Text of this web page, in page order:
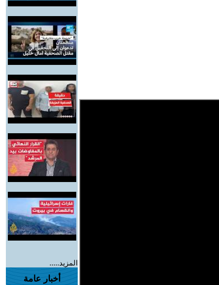
المزيد.....
أخبار عامة